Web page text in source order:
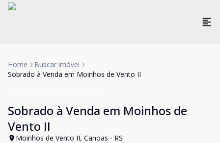
Home
Buscar imóvel
Sobrado à Venda em Moinhos de Vento II
Sobrado à Venda em Moinhos de
Vento II
Moinhos de Vento II, Canoas - RS